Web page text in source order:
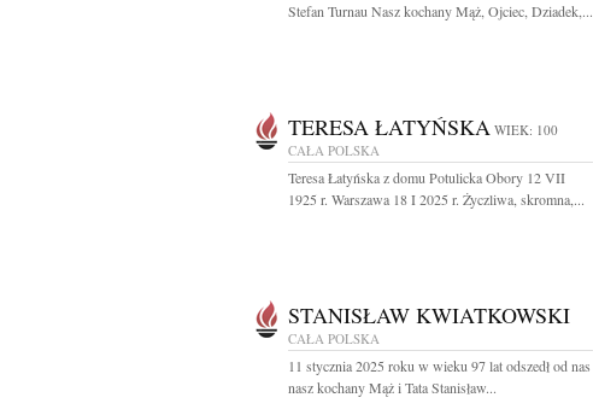
Stefan Turnau Nasz kochany Mąż, Ojciec, Dziadek,...
TERESA ŁATYŃSKA WIEK: 100
CAŁA POLSKA
Teresa Łatyńska z domu Potulicka Obory 12 VII
1925 r. Warszawa 18 I 2025 r. Życzliwa, skromna,...
STANISŁAW KWIATKOWSKI
CAŁA POLSKA
11 stycznia 2025 roku w wieku 97 lat odszedł od nas
nasz kochany Mąż i Tata Stanisław...